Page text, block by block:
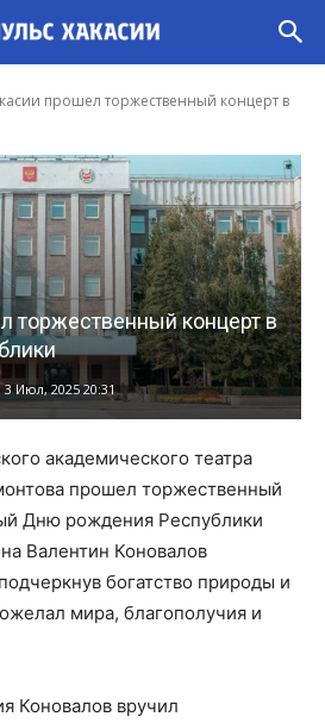
прошел торжественный концерт в
торжественный концерт в
3 Июл, 2025 20:31
академического театра
прошел торжественный
Дню рождения Республики
Валентин Коновалов
богатство природы и
мира, благополучия и
Коновалов вручил